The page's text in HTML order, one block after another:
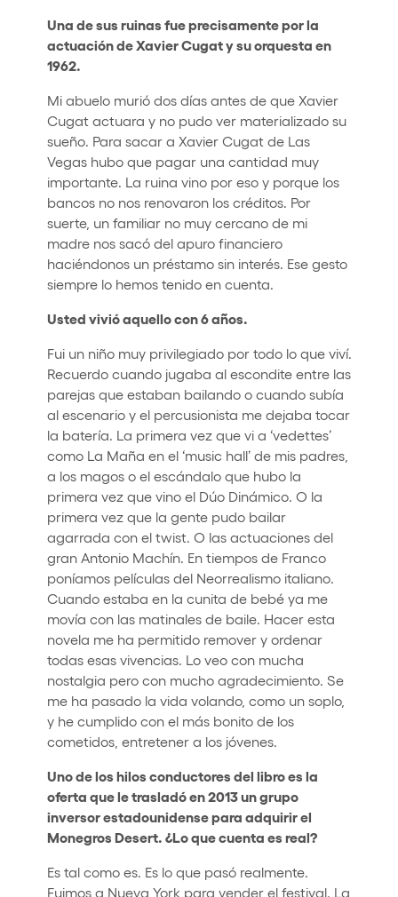
Una de sus ruinas fue precisamente por la
actuación de Xavier Cugat y su orquesta en
1962.
Mi abuelo murió dos días antes de que Xavier
Cugat actuara y no pudo ver materializado su
sueño. Para sacar a Xavier Cugat de Las
Vegas hubo que pagar una cantidad muy
importante. La ruina vino por eso y porque los
bancos no nos renovaron los créditos. Por
suerte, un familiar no muy cercano de mi
madre nos sacó del apuro financiero
haciéndonos un préstamo sin interés. Ese gesto
siempre lo hemos tenido en cuenta.
Usted vivió aquello con 6 años.
Fui un niño muy privilegiado por todo lo que viví.
Recuerdo cuando jugaba al escondite entre las
parejas que estaban bailando o cuando subía
al escenario y el percusionista me dejaba tocar
la batería. La primera vez que vi a ‘vedettes’
como La Maña en el ‘music hall’ de mis padres,
a los magos o el escándalo que hubo la
primera vez que vino el Dúo Dinámico. O la
primera vez que la gente pudo bailar
agarrada con el twist. O las actuaciones del
gran Antonio Machín. En tiempos de Franco
poníamos películas del Neorrealismo italiano.
Cuando estaba en la cunita de bebé ya me
movía con las matinales de baile. Hacer esta
novela me ha permitido remover y ordenar
todas esas vivencias. Lo veo con mucha
nostalgia pero con mucho agradecimiento. Se
me ha pasado la vida volando, como un soplo,
y he cumplido con el más bonito de los
cometidos, entretener a los jóvenes.
Uno de los hilos conductores del libro es la
oferta que le trasladó en 2013 un grupo
inversor estadounidense para adquirir el
Monegros Desert. ¿Lo que cuenta es real?
Es tal como es. Es lo que pasó realmente.
Fuimos a Nueva York para vender el festival. La